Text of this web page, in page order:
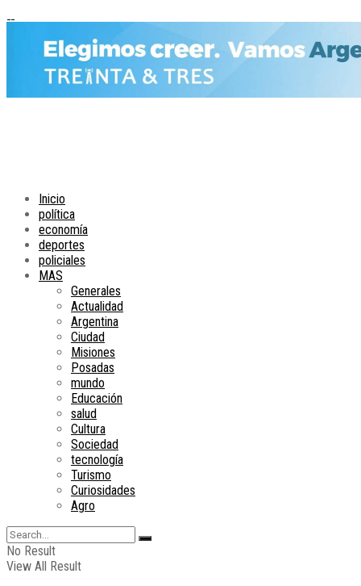
Inicio
política
economía
deportes
policiales
MAS
Generales
Actualidad
Argentina
Ciudad
Misiones
Posadas
mundo
Educación
salud
Cultura
Sociedad
tecnología
Turismo
Curiosidades
Agro
No Result
View All Result